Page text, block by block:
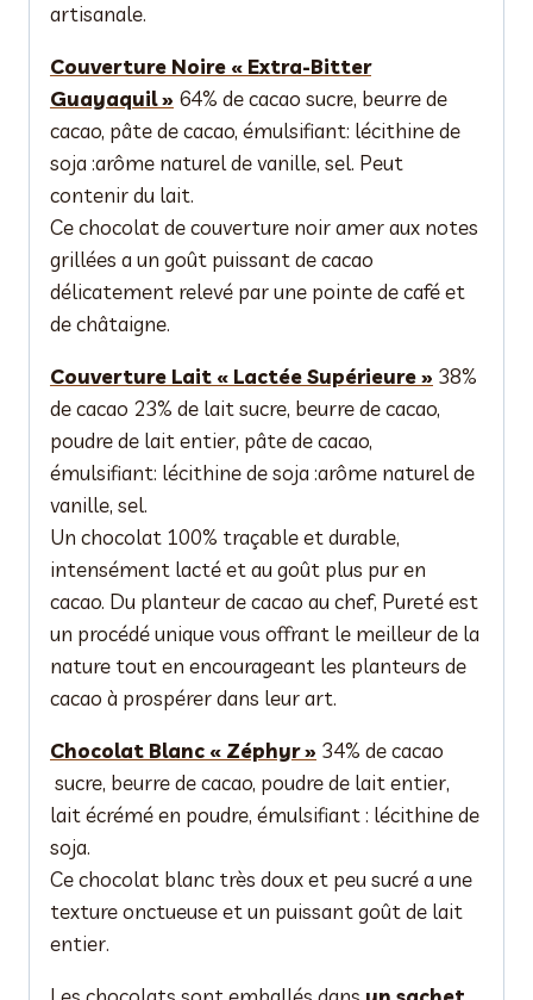
artisanale.
Couverture Noire « Extra-Bitter
Guayaquil » 64% de cacao sucre, beurre de
cacao, pâte de cacao, émulsifiant: lécithine de
soja :arôme naturel de vanille, sel. Peut
contenir du lait.
Ce chocolat de couverture noir amer aux notes
grillées a un goût puissant de cacao
délicatement relevé par une pointe de café et
de châtaigne.
Couverture Lait « Lactée Supérieure » 38%
de cacao 23% de lait sucre, beurre de cacao,
poudre de lait entier, pâte de cacao,
émulsifiant: lécithine de soja :arôme naturel de
vanille, sel.
Un chocolat 100% traçable et durable,
intensément lacté et au goût plus pur en
cacao. Du planteur de cacao au chef, Pureté est
un procédé unique vous offrant le meilleur de la
nature tout en encourageant les planteurs de
cacao à prospérer dans leur art.
Chocolat Blanc « Zéphyr » 34% de cacao
sucre, beurre de cacao, poudre de lait entier,
lait écrémé en poudre, émulsifiant : lécithine de
soja.
Ce chocolat blanc très doux et peu sucré a une
texture onctueuse et un puissant goût de lait
entier.